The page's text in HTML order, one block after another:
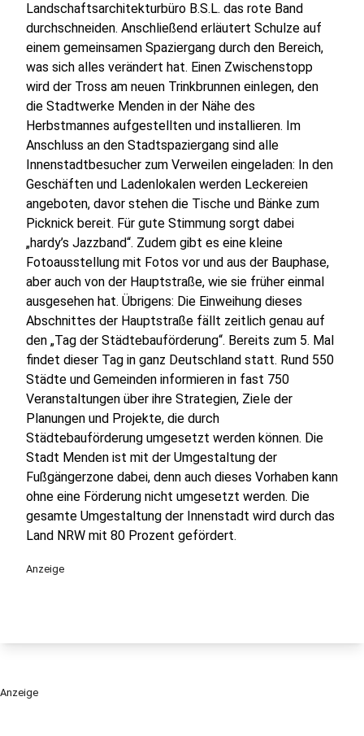
Landschaftsarchitekturbüro B.S.L. das rote Band
durchschneiden. Anschließend erläutert Schulze auf
einem gemeinsamen Spaziergang durch den Bereich,
was sich alles verändert hat. Einen Zwischenstopp
wird der Tross am neuen Trinkbrunnen einlegen, den
die Stadtwerke Menden in der Nähe des
Herbstmannes aufgestellten und installieren. Im
Anschluss an den Stadtspaziergang sind alle
Innenstadtbesucher zum Verweilen eingeladen: In den
Geschäften und Ladenlokalen werden Leckereien
angeboten, davor stehen die Tische und Bänke zum
Picknick bereit. Für gute Stimmung sorgt dabei
„hardy’s Jazzband“. Zudem gibt es eine kleine
Fotoausstellung mit Fotos vor und aus der Bauphase,
aber auch von der Hauptstraße, wie sie früher einmal
ausgesehen hat. Übrigens: Die Einweihung dieses
Abschnittes der Hauptstraße fällt zeitlich genau auf
den „Tag der Städtebauförderung“. Bereits zum 5. Mal
findet dieser Tag in ganz Deutschland statt. Rund 550
Städte und Gemeinden informieren in fast 750
Veranstaltungen über ihre Strategien, Ziele der
Planungen und Projekte, die durch
Städtebauförderung umgesetzt werden können. Die
Stadt Menden ist mit der Umgestaltung der
Fußgängerzone dabei, denn auch dieses Vorhaben kann
ohne eine Förderung nicht umgesetzt werden. Die
gesamte Umgestaltung der Innenstadt wird durch das
Land NRW mit 80 Prozent gefördert.
Anzeige
Anzeige